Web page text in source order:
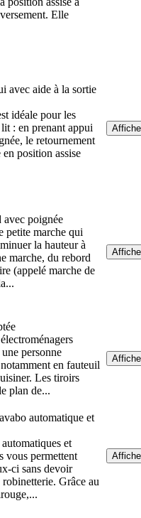
Elle
avec aide à la sortie
idéale pour les
: en prenant appui
le retournement
en position assise
avec poignée
petite marche qui
la hauteur à
marche, du rebord
(appelé marche de
personne
en fauteuil
Les tiroirs
plan de...
automatique et
et
vous permettent
ci sans devoir
Grâce au